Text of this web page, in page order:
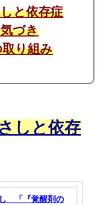
と依存症
づき
り組み
しと依存
「『覚醒剤の